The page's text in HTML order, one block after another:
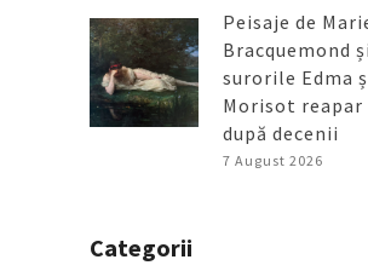
Peisaje de
Bracquemond
surorile Edma
Morisot reapar
după decenii
7 August 2026
Categorii